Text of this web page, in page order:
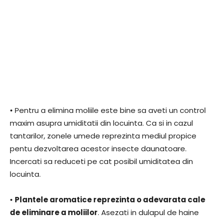
• Pentru a elimina moliile este bine sa aveti un control
maxim asupra umiditatii din locuinta. Ca si in cazul
tantarilor, zonele umede reprezinta mediul propice
pentu dezvoltarea acestor insecte daunatoare.
Incercati sa reduceti pe cat posibil umiditatea din
locuinta.
• Plantele aromatice reprezinta o adevarata cale
de eliminare a moliilor. Asezati in dulapul de haine